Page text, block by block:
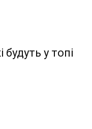
будуть у топі